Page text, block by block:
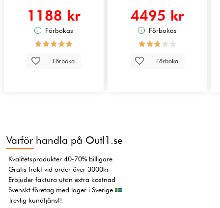
1188 kr
Förbokas
Förboka
4495 kr
Förbokas
Förboka
Varför handla på Outl1.se
Kvalitetsprodukter 40-70% billigare
Gratis frakt vid order över 3000kr
Erbjuder faktura utan extra kostnad
Svenskt företag med lager i Sverige
Trevlig kundtjänst!